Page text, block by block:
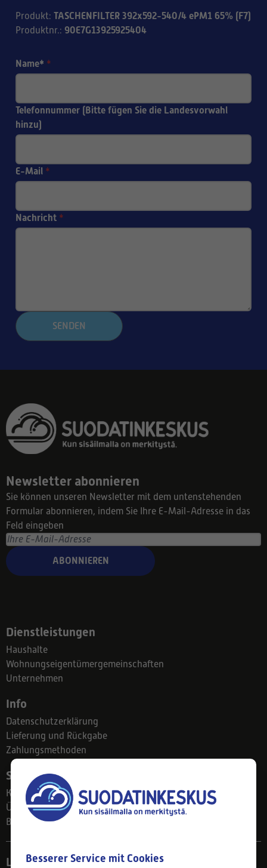
Produkt: TASCHENFILTER 392x592-540/4 ePM1 65% (F7)
Produktnr.: 90E7G13925925404
Name* *
Telefonnummer (Bitte fügen Sie die Landesvorwahl
hinzu)
E-Mail *
Nachricht *
SENDEN
Newsletter abonnieren
Sie können unseren Newsletter mit dem untenstehenden
Formular abonnieren, indem Sie Ihre E-Mail-Adresse in das
Feld eingeben
ABONNIEREN
Dienstleistungen
Haushalte
Wohnungseigentümergemeinschaften
Unternehmen
Info
Datenschutzerklärung
Lieferung und Rückgabe
Zahlungsmethoden
Suodatinkeskus
Kontakt
Über uns
Blog
Ladengeschäft
Besserer Service mit Cookies